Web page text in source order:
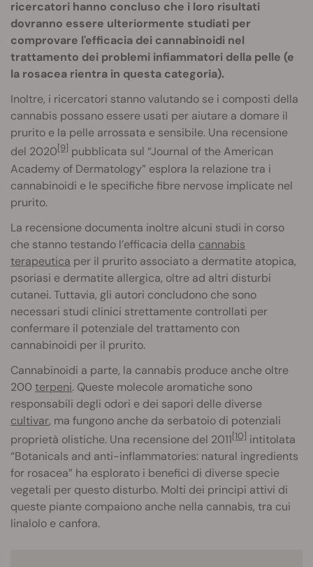
ricercatori hanno concluso che i loro risultati
dovranno essere ulteriormente studiati per
comprovare l'efficacia dei cannabinoidi nel
trattamento dei problemi infiammatori della pelle (e
la rosacea rientra in questa categoria).
Inoltre, i ricercatori stanno valutando se i composti della
cannabis possano essere usati per aiutare a domare il
prurito e la pelle arrossata e sensibile. Una recensione
del 2020[9] pubblicata sul “Journal of the American
Academy of Dermatology” esplora la relazione tra i
cannabinoidi e le specifiche fibre nervose implicate nel
prurito.
La recensione documenta inoltre alcuni studi in corso
che stanno testando l’efficacia della cannabis
terapeutica per il prurito associato a dermatite atopica,
psoriasi e dermatite allergica, oltre ad altri disturbi
cutanei. Tuttavia, gli autori concludono che sono
necessari studi clinici strettamente controllati per
confermare il potenziale del trattamento con
cannabinoidi per il prurito.
Cannabinoidi a parte, la cannabis produce anche oltre
200 terpeni. Queste molecole aromatiche sono
responsabili degli odori e dei sapori delle diverse
cultivar, ma fungono anche da serbatoio di potenziali
proprietà olistiche. Una recensione del 2011[10] intitolata
“Botanicals and anti-inflammatories: natural ingredients
for rosacea” ha esplorato i benefici di diverse specie
vegetali per questo disturbo. Molti dei principi attivi di
queste piante compaiono anche nella cannabis, tra cui
linalolo e canfora.